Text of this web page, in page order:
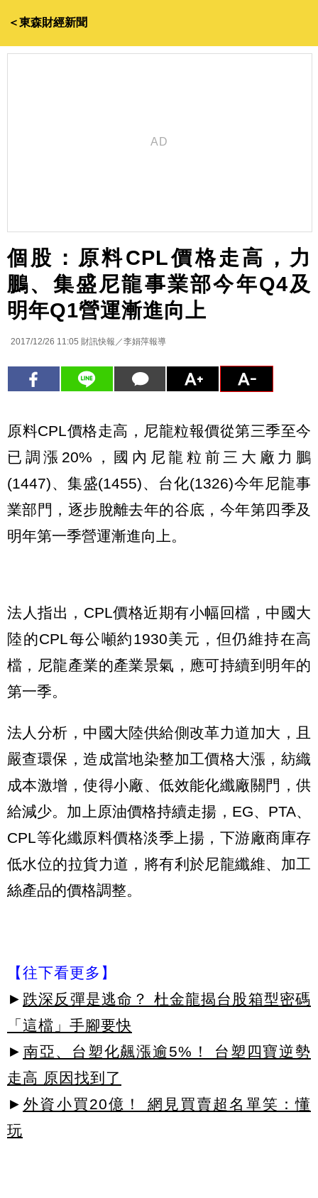
＜東森財經新聞
個股：原料CPL價格走高，力
鵬、集盛尼龍事業部今年Q4及
明年Q1營運漸進向上
2017/12/26 11:05 財訊快報／李娟萍報導
原料CPL價格走高，尼龍粒報價從第三季至今
已調漲20%，國內尼龍粒前三大廠力鵬
(1447)、集盛(1455)、台化(1326)今年尼龍事
業部門，逐步脫離去年的谷底，今年第四季及
明年第一季營運漸進向上。
法人指出，CPL價格近期有小幅回檔，中國大
陸的CPL每公噸約1930美元，但仍維持在高
檔，尼龍產業的產業景氣，應可持續到明年的
第一季。
法人分析，中國大陸供給側改革力道加大，且
嚴查環保，造成當地染整加工價格大漲，紡織
成本激增，使得小廠、低效能化纖廠關門，供
給減少。加上原油價格持續走揚，EG、PTA、
CPL等化纖原料價格淡季上揚，下游廠商庫存
低水位的拉貨力道，將有利於尼龍纖維、加工
絲產品的價格調整。
【往下看更多】
► 跌深反彈是逃命？ 杜金龍揭台股箱型密碼
「這檔」手腳要快
► 南亞、台塑化飆漲逾5%！ 台塑四寶逆勢
走高 原因找到了
► 外資小買20億！ 網見買賣超名單笑：懂
玩